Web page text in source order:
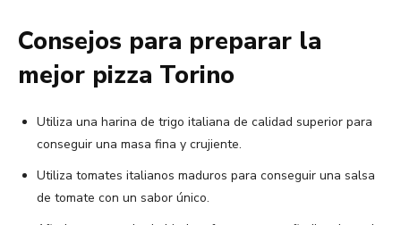
Consejos para preparar la
mejor pizza Torino
Utiliza una harina de trigo italiana de calidad superior para
conseguir una masa fina y crujiente.
Utiliza tomates italianos maduros para conseguir una salsa
de tomate con un sabor único.